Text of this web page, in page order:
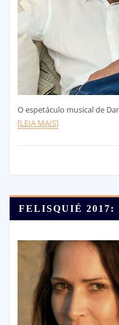
O espetáculo musical de
[LEIA MAIS]
FELISQUIÉ 2017: